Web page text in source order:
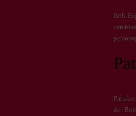
Bob
Patricio
de